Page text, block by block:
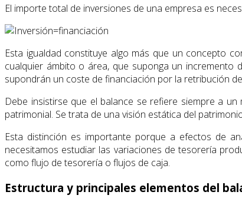
El importe total de inversiones de una empresa es
Esta igualdad constituye algo más que un concepto
cualquier ámbito o área, que suponga un incremento
supondrán un coste de financiación por la retribución
Debe insistirse que el balance se refiere siempre a
patrimonial. Se trata de una visión estática del
Esta distinción es importante porque a efectos de
necesitamos estudiar las variaciones de tesorería
como flujo de tesorería o flujos de caja.
Estructura y principales elementos del